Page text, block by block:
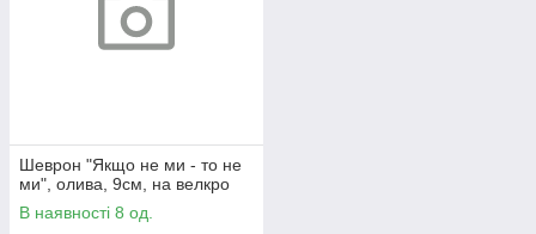
Шеврон "Якщо не ми - то не
ми", олива, 9см, на велкро
В наявності 8 од.